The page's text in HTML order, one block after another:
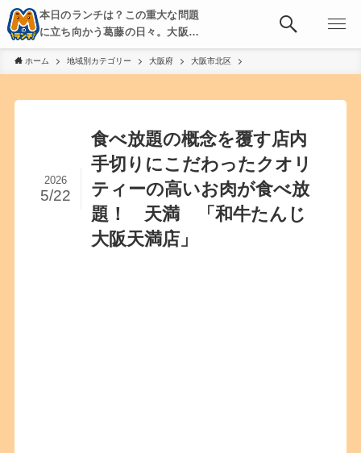
本日のランチは？この重大な問題
に立ち向かう葛藤の日々。大阪・
京都・神戸を中心とした食べ歩
き、飲み歩きを綴る。
ホーム 地域別カテゴリー 大阪府 大阪市北区
食べ放題の概念を覆す店内
手切りにこだわったクオリ
ティーの高いお肉が食べ放
題！ 天満 「和牛たんじ
大阪天満店」
2026
5/22